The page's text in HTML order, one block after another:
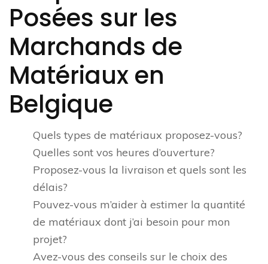
Posées sur les
Marchands de
Matériaux en
Belgique
Quels types de matériaux proposez-vous?
Quelles sont vos heures d’ouverture?
Proposez-vous la livraison et quels sont les
délais?
Pouvez-vous m’aider à estimer la quantité
de matériaux dont j’ai besoin pour mon
projet?
Avez-vous des conseils sur le choix des